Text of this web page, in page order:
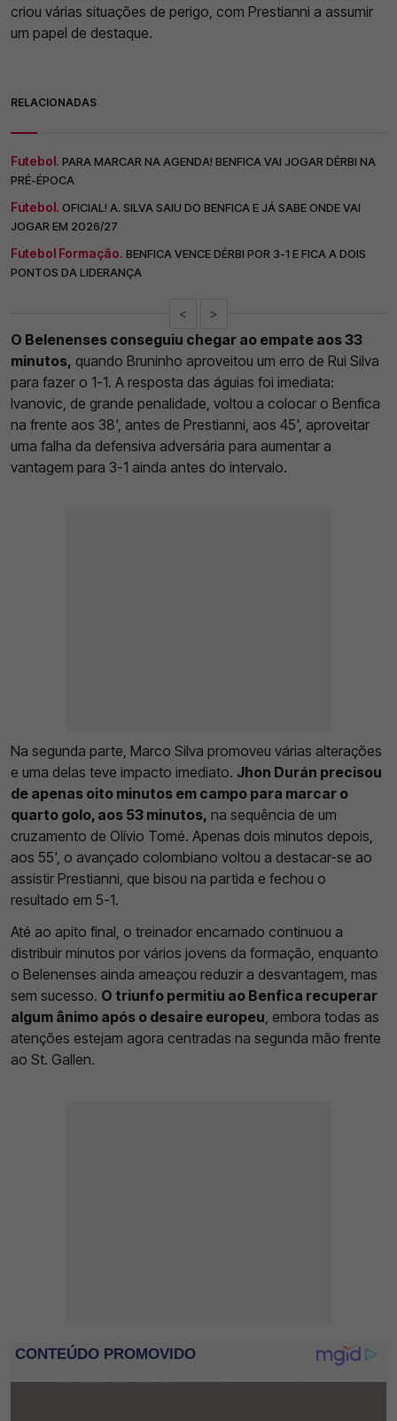
criou várias situações de perigo, com Prestianni a assumir
um papel de destaque.
RELACIONADAS
Futebol. PARA MARCAR NA AGENDA! BENFICA VAI JOGAR DÉRBI NA
PRÉ-ÉPOCA
Futebol. OFICIAL! A. SILVA SAIU DO BENFICA E JÁ SABE ONDE VAI
JOGAR EM 2026/27
Futebol Formação. BENFICA VENCE DÉRBI POR 3-1 E FICA A DOIS
PONTOS DA LIDERANÇA
< >
O Belenenses conseguiu chegar ao empate aos 33
minutos, quando Bruninho aproveitou um erro de Rui Silva
para fazer o 1-1. A resposta das águias foi imediata:
Ivanovic, de grande penalidade, voltou a colocar o Benfica
na frente aos 38', antes de Prestianni, aos 45', aproveitar
uma falha da defensiva adversária para aumentar a
vantagem para 3-1 ainda antes do intervalo.
Na segunda parte, Marco Silva promoveu várias alterações
e uma delas teve impacto imediato. Jhon Durán precisou
de apenas oito minutos em campo para marcar o
quarto golo, aos 53 minutos, na sequência de um
cruzamento de Olívio Tomé. Apenas dois minutos depois,
aos 55', o avançado colombiano voltou a destacar-se ao
assistir Prestianni, que bisou na partida e fechou o
resultado em 5-1.
Até ao apito final, o treinador encarnado continuou a
distribuir minutos por vários jovens da formação, enquanto
o Belenenses ainda ameaçou reduzir a desvantagem, mas
sem sucesso. O triunfo permitiu ao Benfica recuperar
algum ânimo após o desaire europeu , embora todas as
atenções estejam agora centradas na segunda mão frente
ao St. Gallen.